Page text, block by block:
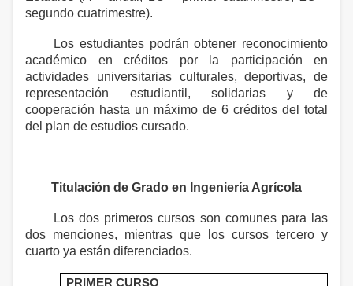
segundo cuatrimestre).
Los estudiantes podrán obtener reconocimiento
académico en créditos por la participación en
actividades universitarias culturales, deportivas, de
representación estudiantil, solidarias y de
cooperación hasta un máximo de 6 créditos del total
del plan de estudios cursado.
Titulación de Grado en Ingeniería Agrícola
Los dos primeros cursos son comunes para las
dos menciones, mientras que los cursos tercero y
cuarto ya están diferenciados.
PRIMER CURSO